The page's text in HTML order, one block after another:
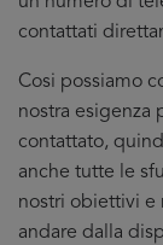
contattati
Cosi possiamo
nostra esigenza
contattato,
anche tutte le
nostri obiettivi e
andare dalla